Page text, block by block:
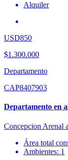
Alquiler
USD850
$1.300.000
Departamento
CAP8407903
Departamento en
Concepcion Arenal
Área total
Ambientes: 1